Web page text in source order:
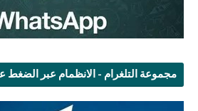
مجموعة التلغرام - الانظمام عبر الضغط